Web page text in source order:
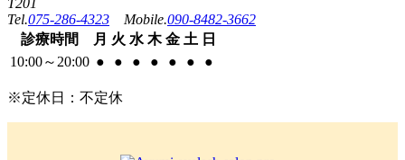
T201
Tel.075-286-4323 Mobile.090-8482-3662
診療時間 月 火 水 木 金 土 日
10:00～20:00 ● ● ● ● ● ● ●
※定休日：不定休